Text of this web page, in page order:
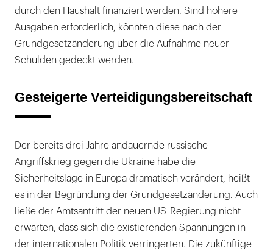
durch den Haushalt finanziert werden. Sind höhere
Ausgaben erforderlich, könnten diese nach der
Grundgesetzänderung über die Aufnahme neuer
Schulden gedeckt werden.
Gesteigerte Verteidigungsbereitschaft
Der bereits drei Jahre andauernde russische
Angriffskrieg gegen die Ukraine habe die
Sicherheitslage in Europa dramatisch verändert, heißt
es in der Begründung der Grundgesetzänderung. Auch
ließe der Amtsantritt der neuen US-Regierung nicht
erwarten, dass sich die existierenden Spannungen in
der internationalen Politik verringerten. Die zukünftige